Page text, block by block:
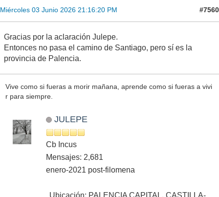
Miércoles 03 Junio 2026 21:16:20 PM #7560
Gracias por la aclaración Julepe.
Entonces no pasa el camino de Santiago, pero sí es la
provincia de Palencia.
Vive como si fueras a morir mañana, aprende como si fueras a vivi
r para siempre.
JULEPE
Cb Incus
Mensajes: 2,681
enero-2021 post-filomena